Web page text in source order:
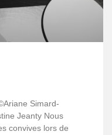
Simard-
Jeanty Nous
convives lors de